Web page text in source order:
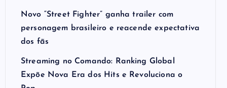
Novo “Street Fighter” ganha trailer com
personagem brasileiro e reacende expectativa
dos fãs
Streaming no Comando: Ranking Global
Expõe Nova Era dos Hits e Revoluciona o